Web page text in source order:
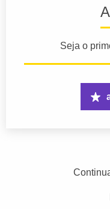
Seja o